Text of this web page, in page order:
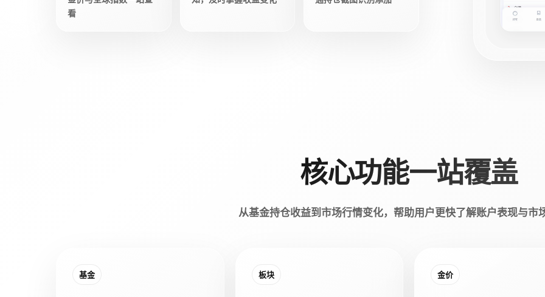
看
核心功能一站覆盖
从基金持仓收益到市场行情变化，帮助用户更快了解账户表现与市
基金 板块 金价